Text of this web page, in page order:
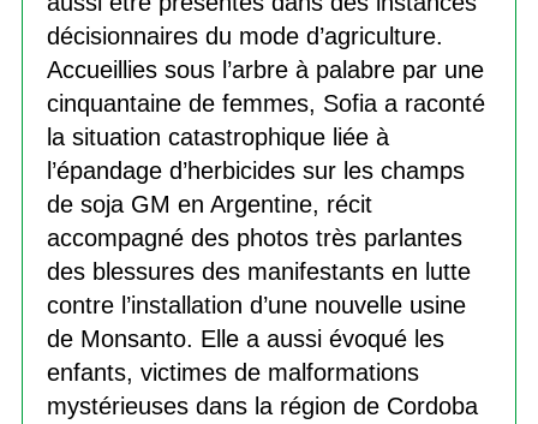
décisionnaires du mode d’agriculture.
Accueillies sous l’arbre à palabre par une
cinquantaine de femmes, Sofia a raconté
la situation catastrophique liée à
l’épandage d’herbicides sur les champs
de soja GM en Argentine, récit
accompagné des photos très parlantes
des blessures des manifestants en lutte
contre l’installation d’une nouvelle usine
de Monsanto. Elle a aussi évoqué les
enfants, victimes de malformations
mystérieuses dans la région de Cordoba